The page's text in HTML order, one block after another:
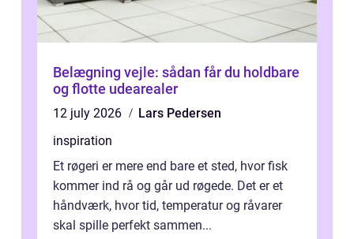
Belægning vejle: sådan får du holdbare
og flotte udearealer
12 july 2026
Lars Pedersen
inspiration
Et røgeri er mere end bare et sted, hvor fisk
kommer ind rå og går ud røgede. Det er et
håndværk, hvor tid, temperatur og råvarer
skal spille perfekt sammen...